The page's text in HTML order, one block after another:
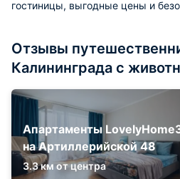
гостиницы, выгодные цены и
Отзывы
Калининграда с
Апартаменты
на Артиллерийской 48
3.3 км от центра